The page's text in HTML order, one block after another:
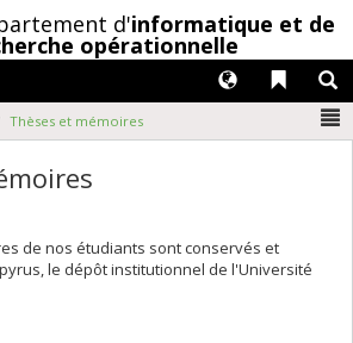
d'informatique et de
opérationnelle
Liens
Langues
Thèses et mémoires
de nos étudiants sont conservés et
le dépôt institutionnel de l'Université